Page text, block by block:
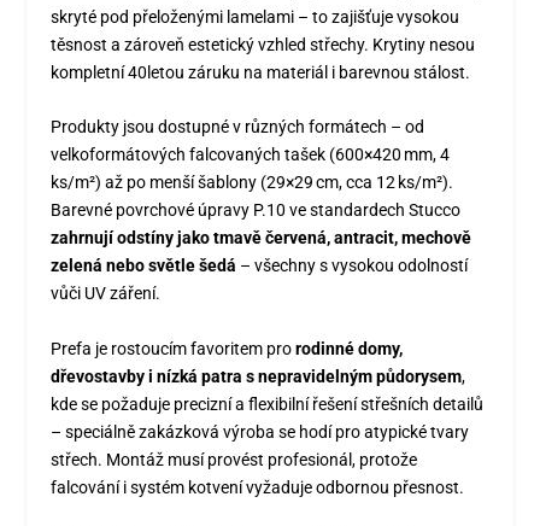
skryté pod přeloženými lamelami – to zajišťuje vysokou
těsnost a zároveň estetický vzhled střechy. Krytiny nesou
kompletní 40letou záruku na materiál i barevnou stálost.
Produkty jsou dostupné v různých formátech – od
velkoformátových falcovaných tašek (600×420 mm, 4
ks/m²) až po menší šablony (29×29 cm, cca 12 ks/m²).
Barevné povrchové úpravy P.10 ve standardech Stucco
zahrnují odstíny jako tmavě červená, antracit, mechově
zelená nebo světle šedá – všechny s vysokou odolností
vůči UV záření.
Prefa je rostoucím favoritem prorodinné domy,
dřevostavby i nízká patra s nepravidelným půdorysem,
kde se požaduje precizní a flexibilní řešení střešních detailů
– speciálně zakázková výroba se hodí pro atypické tvary
střech. Montáž musí provést profesionál, protože
falcování i systém kotvení vyžaduje odbornou přesnost.